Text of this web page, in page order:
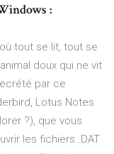
:
tout se lit, tout se
doux qui ne vit
par ce
Lotus Notes
?), que vous
les fichiers .DAT